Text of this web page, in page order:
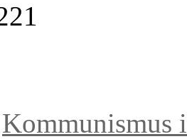
Kommunismus